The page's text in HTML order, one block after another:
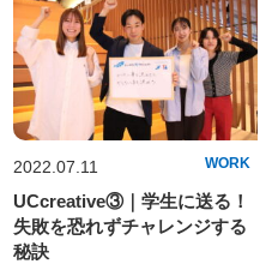
2022.07.11 WORK
UCcreative③｜学生に送る！
失敗を恐れずチャレンジする
秘訣